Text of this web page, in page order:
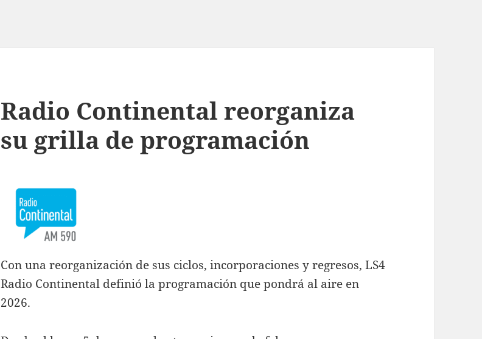
Radio Continental reorganiza
su grilla de programación
Con una reorganización de sus ciclos, incorporaciones y regresos, LS4
Radio Continental definió la programación que pondrá al aire en
2026.